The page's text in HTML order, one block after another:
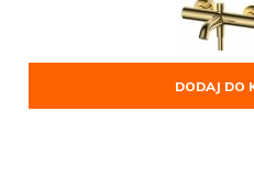
DODAJ DO